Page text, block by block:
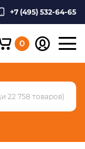
+7 (495) 532-64-65
0